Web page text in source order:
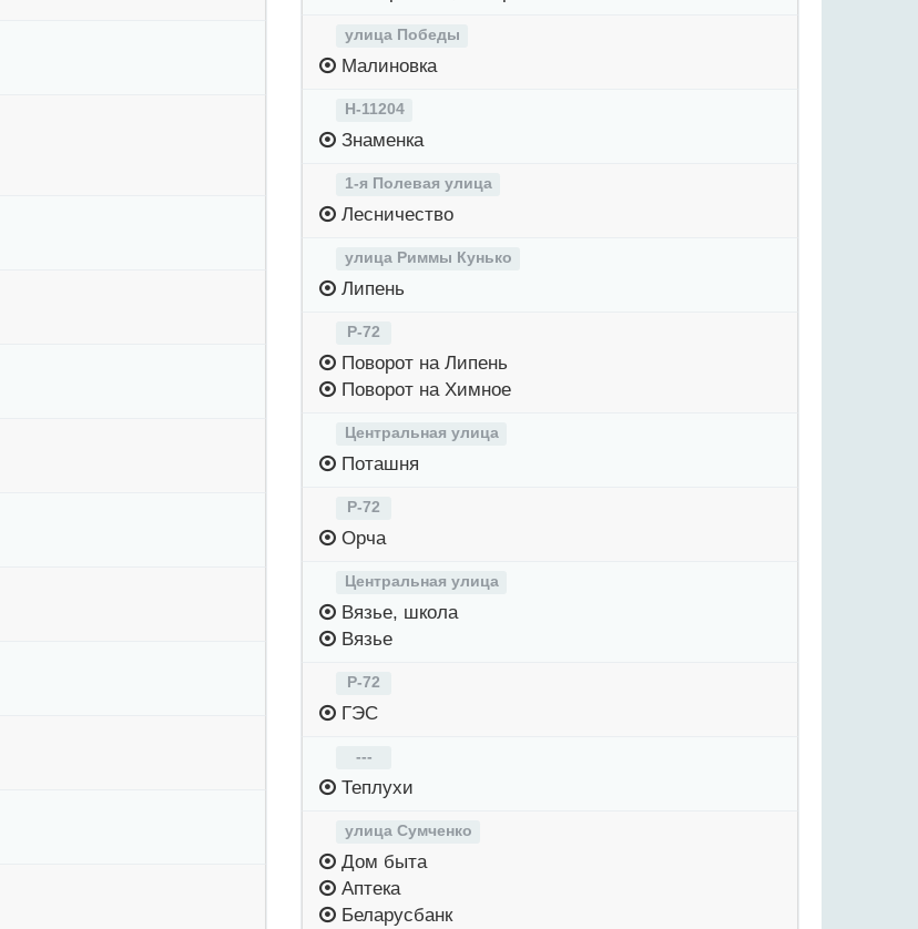
улица Победы
Малиновка
Н-11204
Знаменка
1-я Полевая улица
Лесничество
улица Риммы Кунько
Липень
Р-72
Поворот на Липень
Поворот на Химное
Центральная улица
Поташня
Р-72
Орча
Центральная улица
Вязье, школа
Вязье
Р-72
ГЭС
---
Теплухи
улица Сумченко
Дом быта
Аптека
Беларусбанк